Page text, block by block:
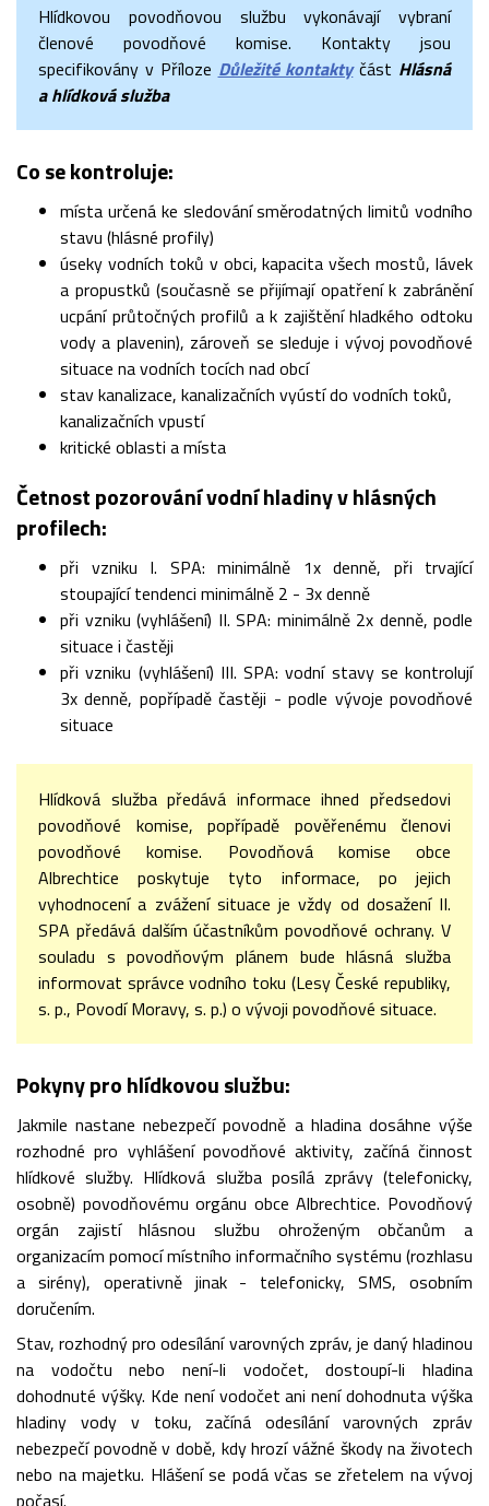
Hlídkovou povodňovou službu vykonávají vybraní
členové povodňové komise. Kontakty jsou
specifikovány v Příloze Důležité kontaktyčást Hlásná
a hlídková služba
Co se kontroluje:
místa určená ke sledování směrodatných limitů vodního
stavu (hlásné profily)
úseky vodních toků v obci, kapacita všech mostů, lávek
a propustků (současně se přijímají opatření k zabránění
ucpání průtočných profilů a k zajištění hladkého odtoku
vody a plavenin), zároveň se sleduje i vývoj povodňové
situace na vodních tocích nad obcí
stav kanalizace, kanalizačních vyústí do vodních toků,
kanalizačních vpustí
kritické oblasti a místa
Četnost pozorování vodní hladiny v hlásných
profilech:
při vzniku I. SPA: minimálně 1x denně, při trvající
stoupající tendenci minimálně 2 - 3x denně
při vzniku (vyhlášení) II. SPA: minimálně 2x denně, podle
situace i častěji
při vzniku (vyhlášení) III. SPA: vodní stavy se kontrolují
3x denně, popřípadě častěji - podle vývoje povodňové
situace
Hlídková služba předává informace ihned předsedovi
povodňové komise, popřípadě pověřenému členovi
povodňové komise. Povodňová komise obce
Albrechtice poskytuje tyto informace, po jejich
vyhodnocení a zvážení situace je vždy od dosažení II.
SPA předává dalším účastníkům povodňové ochrany. V
souladu s povodňovým plánem bude hlásná služba
informovat správce vodního toku (Lesy České republiky,
s. p., Povodí Moravy, s. p.) o vývoji povodňové situace.
Pokyny pro hlídkovou službu:
Jakmile nastane nebezpečí povodně a hladina dosáhne výše
rozhodné pro vyhlášení povodňové aktivity, začíná činnost
hlídkové služby. Hlídková služba posílá zprávy (telefonicky,
osobně) povodňovému orgánu obce Albrechtice. Povodňový
orgán zajistí hlásnou službu ohroženým občanům a
organizacím pomocí místního informačního systému (rozhlasu
a sirény), operativně jinak - telefonicky, SMS, osobním
doručením.
Stav, rozhodný pro odesílání varovných zpráv, je daný hladinou
na vodočtu nebo není-li vodočet, dostoupí-li hladina
dohodnuté výšky. Kde není vodočet ani není dohodnuta výška
hladiny vody v toku, začíná odesílání varovných zpráv
nebezpečí povodně v době, kdy hrozí vážné škody na životech
nebo na majetku. Hlášení se podá včas se zřetelem na vývoj
počasí.